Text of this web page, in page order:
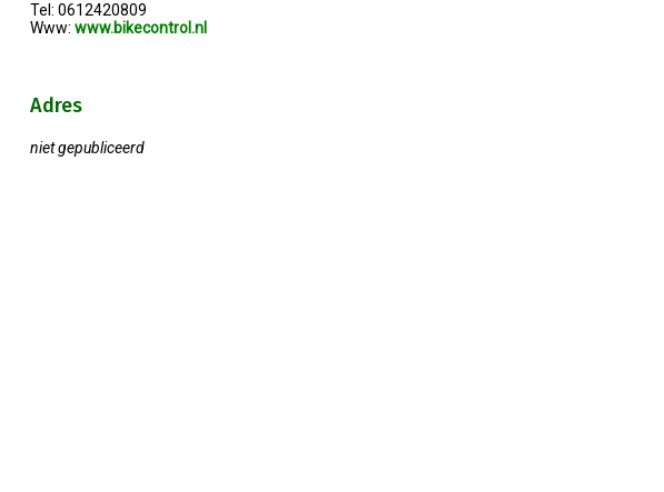
Tel: 0612420809
Www: www.bikecontrol.nl
Adres
niet gepubliceerd